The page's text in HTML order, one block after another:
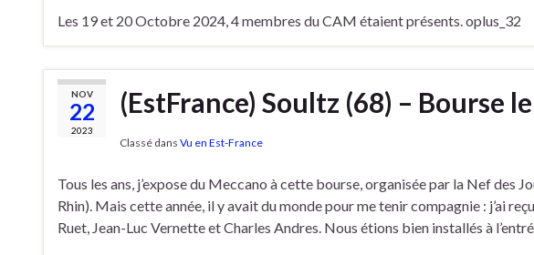
Les 19 et 20 Octobre 2024, 4 membres du CAM étaient présents. oplus_32
NOV
22
2023
(EstFrance) Soultz (68) –
Classé dans Vu en Est-France
Tous les ans, j’expose du Meccano à cette bourse, organisée par la Nef des
Rhin). Mais cette année, il y avait du monde pour me tenir compagnie : j’ai
Ruet, Jean-Luc Vernette et Charles Andres. Nous étions bien installés à